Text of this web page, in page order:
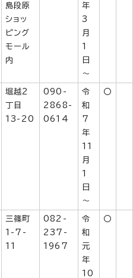
島段原
ショッ
ピング
モール
内
年
3
月
1
日
～
堀越2
丁目
13-20
090-
2868-
0614
令
和
7
年
11
月
1
日
～
〇
三篠町
1-7-
11
082-
237-
1967
令
和
元
年
10
〇